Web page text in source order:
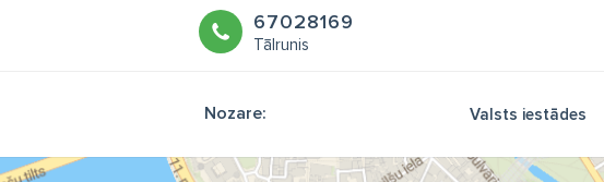
67028169
Tālrunis
Nozare: Valsts iestādes